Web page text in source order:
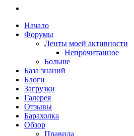
Начало
Форумы
Ленты моей активности
Непрочитанное
Больше
База знаний
Блоги
Загрузки
Галерея
Отзывы
Барахолка
Обзор
Правила